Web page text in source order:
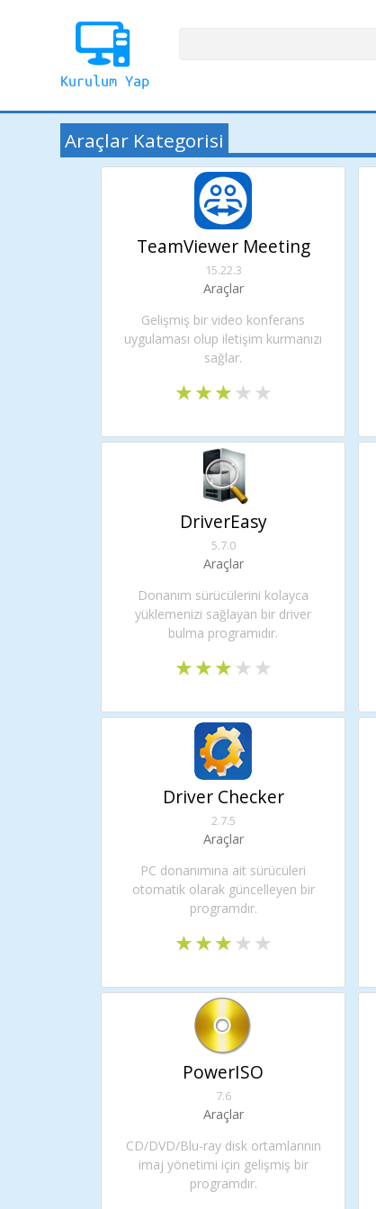
Araçlar Kategorisi
TeamViewer Meeting
15.22.3
Araçlar
Gelişmiş bir video konferans
uygulaması olup iletişim kurmanızı
sağlar.
DriverEasy
5.7.0
Araçlar
Donanım sürücülerini kolayca
yüklemenizi sağlayan bir driver
bulma programıdır.
Driver Checker
2.7.5
Araçlar
PC donanımına ait sürücüleri
otomatik olarak güncelleyen bir
programdır.
PowerISO
7.6
Araçlar
CD/DVD/Blu-ray disk ortamlarının
imaj yönetimi için gelişmiş bir
programdır.